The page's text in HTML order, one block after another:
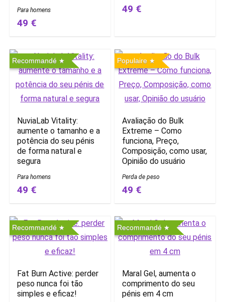
Para homens
49 €
49 €
Recommandé
NuviaLab Vitality:
aumente o tamanho e a
potência do seu pénis
de forma natural e
segura
Para homens
49 €
Populaire
Avaliação do Bulk
Extreme – Como
funciona, Preço,
Composição, como usar,
Opinião do usuário
Perda de peso
49 €
Recommandé
Fat Burn Active: perder
peso nunca foi tão
simples e eficaz!
Recommandé
Maral Gel, aumenta o
comprimento do seu
pénis em 4 cm